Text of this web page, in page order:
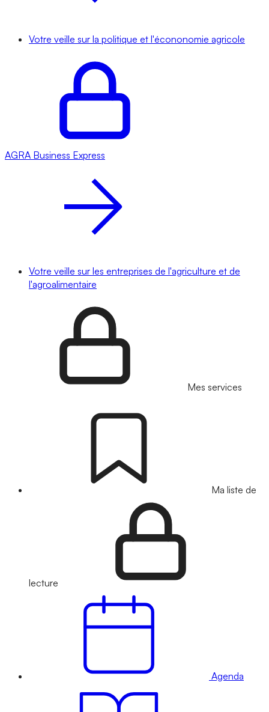
Votre veille sur la politique et l'écononomie agricole
AGRA Business Express
Votre veille sur les entreprises de l'agriculture et de
l'agroalimentaire
Mes services
Ma liste de
lecture
Agenda